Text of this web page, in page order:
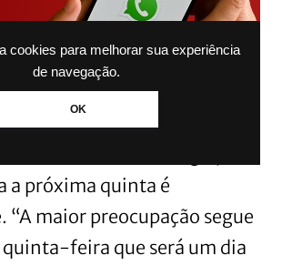
cookies para melhorar sua experiência
de navegação.
OK
a MetSul Meteorologia, a
a próxima quinta é
“A maior preocupação segue
quinta-feira que será um dia